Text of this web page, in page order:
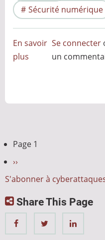
Sécurité numérique
En savoir
plus
Se connecter
un
Pagination
Page 1
Page
suivante
››
S'abonner à
Share This Page